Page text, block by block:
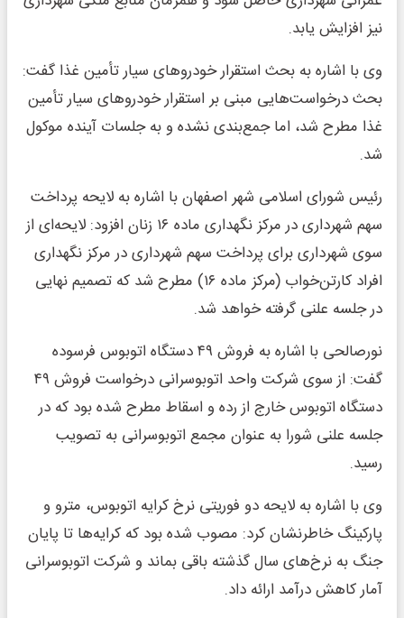
نیز افزایش یابد.
وی با اشاره به بحث استقرار خودروهای سیار تأمین غذا گفت:
بحث درخواست‌هایی مبنی بر استقرار خودروهای سیار تأمین
غذا مطرح شد، اما جمع‌بندی نشده و به جلسات آینده موکول
شد.
رئیس شورای اسلامی شهر اصفهان با اشاره به لایحه پرداخت
سهم شهرداری در مرکز نگهداری ماده ۱۶ زنان افزود: لایحه‌ای از
سوی شهرداری برای پرداخت سهم شهرداری در مرکز نگهداری
افراد کارتن‌خواب (مرکز ماده ۱۶) مطرح شد که تصمیم نهایی
در جلسه علنی گرفته خواهد شد.
نورصالحی با اشاره به فروش ۴۹ دستگاه اتوبوس فرسوده
گفت: از سوی شرکت واحد اتوبوسرانی درخواست فروش ۴۹
دستگاه اتوبوس خارج از رده و اسقاط مطرح شده بود که در
جلسه علنی شورا به عنوان مجمع اتوبوسرانی به تصویب
رسید.
وی با اشاره به لایحه دو فوریتی نرخ کرایه اتوبوس، مترو و
پارکینگ خاطرنشان کرد: مصوب شده بود که کرایه‌ها تا پایان
جنگ به نرخ‌های سال گذشته باقی بماند و شرکت اتوبوسرانی
آمار کاهش درآمد ارائه داد.